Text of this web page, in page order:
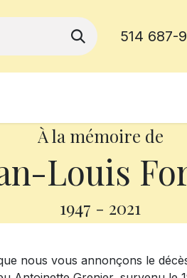
514 687-
À la mémoire de
Louis
1947 - 2021
nous vous annonçons le